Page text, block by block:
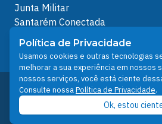
Junta Militar
Santarém Conectada
Política de Privacidade
People illustrations by Storyset
Desenvolvido pelo Núcleo
Tecnologia da Informação - NTI
Prefeitura de Santarém © 2026
Política de Privacidade
Usamos cookies e outras tecnologias
melhorar a sua experiência em nossos
nossos serviços, você está ciente
Consulte nossaPolítica de Privacidade.
Ok, estou